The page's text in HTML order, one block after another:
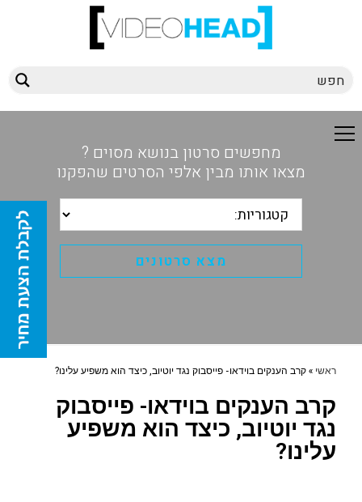
מחפשים סרטון בנושא מסוים ?
מצאו אותו מבין אלפי הסרטים שהפקנו
ראשי »קרב הענקים בוידאו- פייסבוק נגד יוטיוב, כיצד הוא משפיע עלינו?
קרב הענקים בוידאו- פייסבוק
נגד יוטיוב, כיצד הוא משפיע
עלינו?